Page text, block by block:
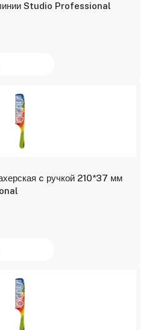
Studio Professional
c ручкой 210*37 мм